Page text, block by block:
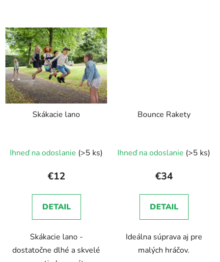
Skákacie lano
Ihneď na odoslanie (>5 ks)
€12
DETAIL
Skákacie lano -
dostatočne dlhé a skvelé
Bounce Rakety
Ihneď na odoslanie (>5 ks)
€34
DETAIL
Ideálna súprava aj pre
malých hráčov.